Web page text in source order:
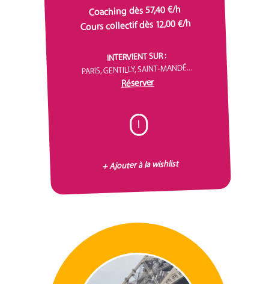
Coaching dès 57,40 €/h
Cours collectif dès 12,00 €/h
INTERVIENT SUR :
PARIS, GENTILLY, SAINT-MANDÉ...
Réserver
I
+ Ajouter à la wishlist